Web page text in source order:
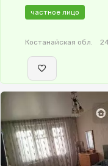
Через TV
частное лицо
Костанайская обл.